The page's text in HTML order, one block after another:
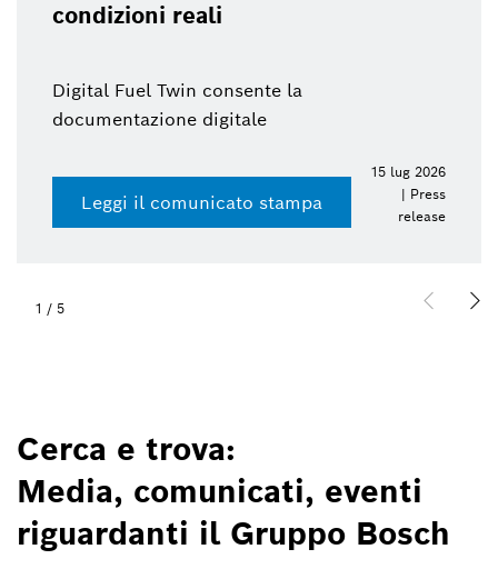
condizioni reali
Digital Fuel Twin consente la
documentazione digitale
Leggi il comunicato stampa
15 lug 2026
| Press
release
1 / 5
Cerca e trova:
Media, comunicati, eventi
riguardanti il Gruppo Bosch